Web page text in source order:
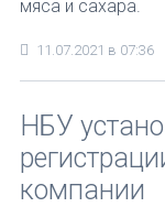
мяса и сахара.
11.07.2021 в 07:36
НБУ
компании